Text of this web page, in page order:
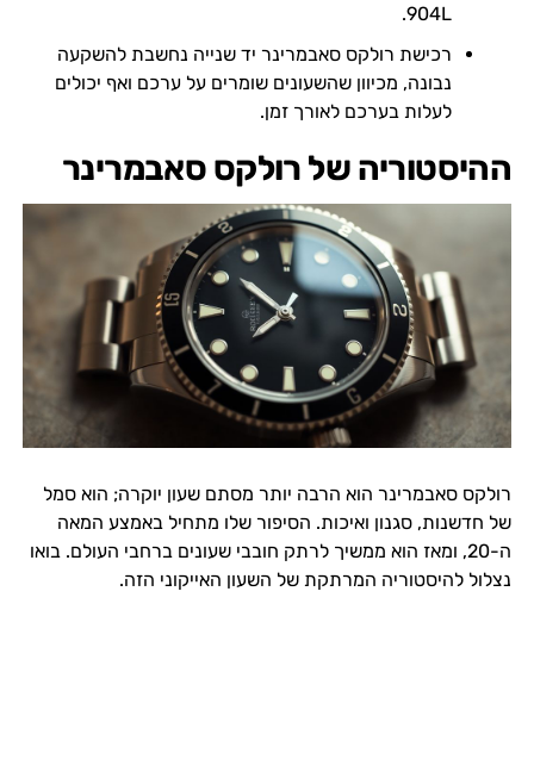
904L.
רכישת רולקס סאבמרינר יד שנייה נחשבת להשקעה
נבונה, מכיוון שהשעונים שומרים על ערכם ואף יכולים
לעלות בערכם לאורך זמן.
ההיסטוריה של רולקס סאבמרינר
רולקס סאבמרינר הוא הרבה יותר מסתם שעון יוקרה; הוא סמל
של חדשנות, סגנון ואיכות. הסיפור שלו מתחיל באמצע המאה
ה-20, ומאז הוא ממשיך לרתק חובבי שעונים ברחבי העולם. בואו
נצלול להיסטוריה המרתקת של השעון האייקוני הזה.